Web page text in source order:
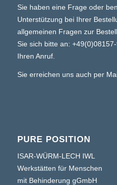
Sie haben eine Frage oder
Unterstützung bei Ihrer
allgemeinen Fragen zur
Sie sich bitte an:
Ihren Anruf.
Sie erreichen uns auch per
PURE POSITION
ISAR-WÜRM-LECH IWL
Werkstätten für Menschen
mit Behinderung gGmbH